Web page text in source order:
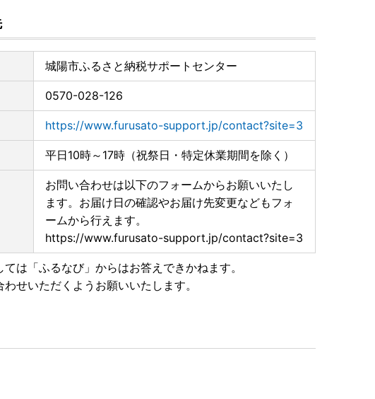
城陽市ふるさと納税サポートセンター
0570-028-126
https://www.furusato-support.jp/contact?site=3
平日10時～17時（祝祭日・特定休業期間を除く）
お問い合わせは以下のフォームからお願いいたし
ます。お届け日の確認やお届け先変更などもフォ
ームから行えます。
https://www.furusato-support.jp/contact?site=3
は「ふるなび」からはお答えできかねます。
せいただくようお願いいたします。